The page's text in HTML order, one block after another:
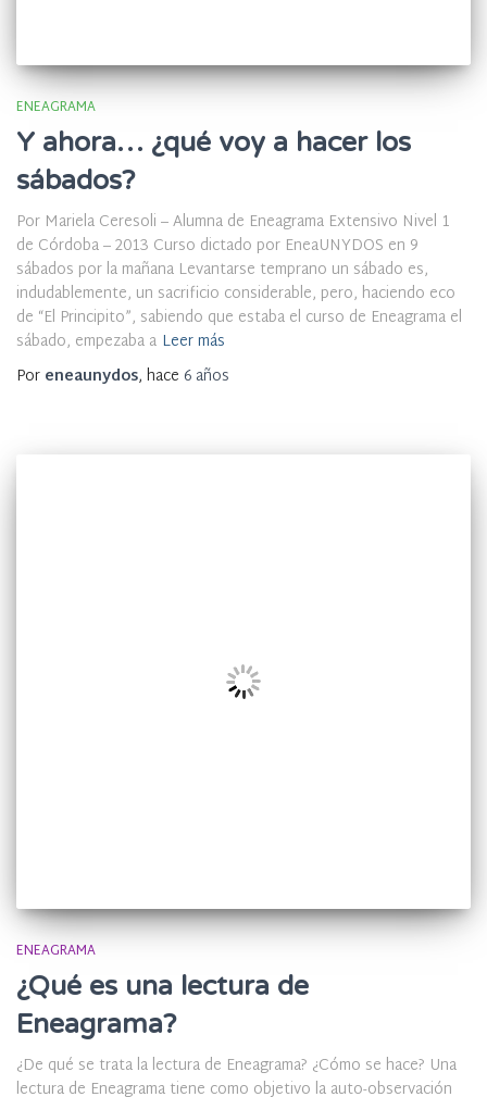
ENEAGRAMA
Y ahora… ¿qué voy a hacer los
sábados?
Por Mariela Ceresoli – Alumna de Eneagrama Extensivo Nivel 1
de Córdoba – 2013 Curso dictado por EneaUNYDOS en 9
sábados por la mañana Levantarse temprano un sábado es,
indudablemente, un sacrificio considerable, pero, haciendo eco
de “El Principito”, sabiendo que estaba el curso de Eneagrama el
sábado, empezaba a Leer más
Por eneaunydos, hace 6 años
ENEAGRAMA
¿Qué es una lectura de
Eneagrama?
¿De qué se trata la lectura de Eneagrama? ¿Cómo se hace? Una
lectura de Eneagrama tiene como objetivo la auto-observación